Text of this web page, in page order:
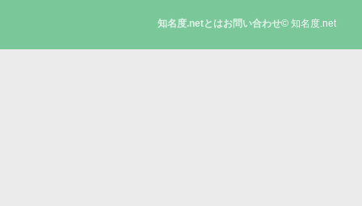
知名度.netとはお問い合わせ© 知名度.net